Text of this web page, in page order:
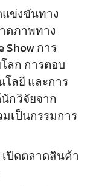
ข่งขันทาง
ดภาพทาง
Show การ
ลก การตอบ
ลยี และการ
กวิจัยจาก
เป็นกรรมการ
ปิดตลาดสินค้า